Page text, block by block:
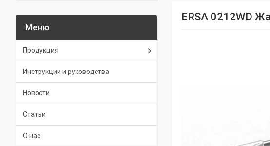
ERSA 0212WD
Продукция
Инструкции и руководства
Новости
Статьи
О нас